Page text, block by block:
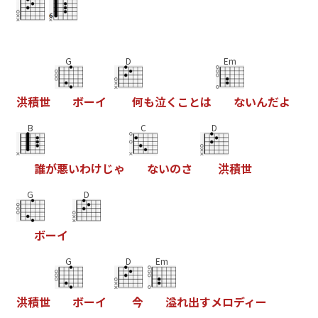
洪積世
G
ボーイ
D
何も泣く こ とは
Em
ないんだよ
B
誰が悪いわけじゃ
C
ないのさ
D
洪積世
G
ボーイ
D
洪積世
G
ボーイ
D
今
Em
溢れ出すメロディー